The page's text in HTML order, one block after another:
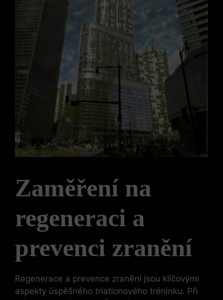
Zaměření na
regeneraci a
prevenci zranění
Regenerace a prevence zranění jsou klíčovými
aspekty úspěšného triatlonového tréninku. Při